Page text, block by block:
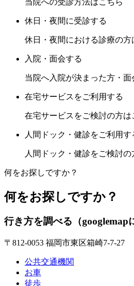
休日・夜間に受診する
休日・夜間における診療の方
入院・面会する
当院へ入院が決まった方・
在宅サービスをご利用する
在宅サービスをご検討の方は
人間ドック・健診をご利用す
人間ドック・健診をご検討の
何をお探しですか？
何をお探しですか？
行き方を調べる （googlemap
〒812-0053 福岡市東区箱崎7-7-27
公共交通機関
お車
徒歩